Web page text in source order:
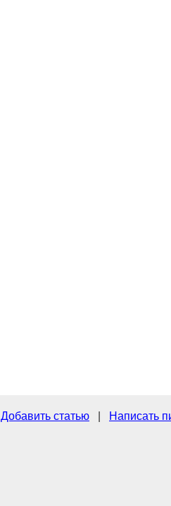
Добавить статью
Написать